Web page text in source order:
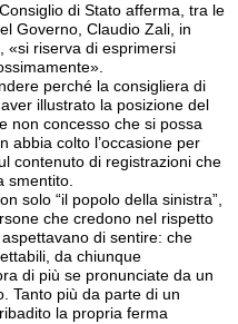
di Stato afferma, tra le
Governo, Claudio Zali, in
«si riserva di esprimersi
perché la consigliera di
illustrato la posizione del
non concesso che si possa
abbia colto l’occasione per
contenuto di registrazioni che
smentito.
solo “il popolo della sinistra”,
che credono nel rispetto
di sentire: che
da chiunque
di più se pronunciate da un
Tanto più da parte di un
la propria ferma